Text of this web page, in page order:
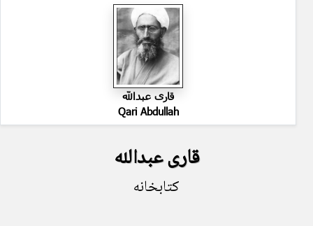
قاری عبدالله
Qari Abdullah
قاری عبدالله
کتابخانه